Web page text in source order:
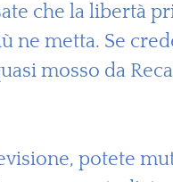
che la libertà
ne metta. Se
mosso da
potete